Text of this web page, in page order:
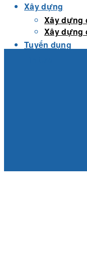
Xây dựng
Xây dựng
Xây dựng
Tuyển dụng